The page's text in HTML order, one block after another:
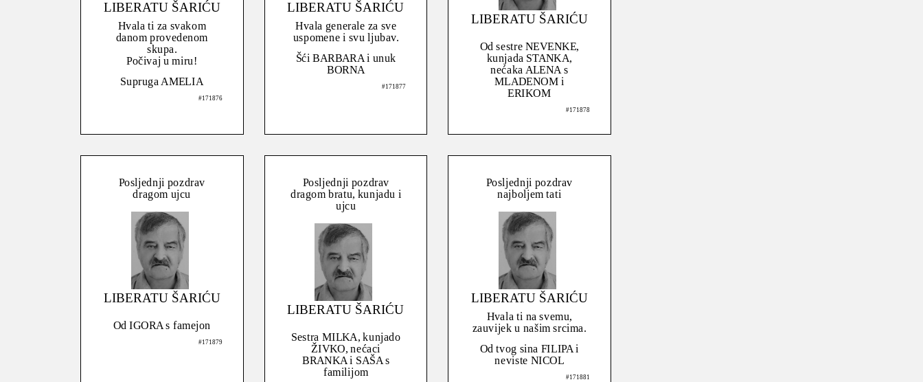
LIBERATU ŠARIĆU
Hvala ti za svakom
danom provedenom
skupa.
Počivaj u miru!
Supruga AMELIA
#171876
LIBERATU ŠARIĆU
Hvala generale za sve
uspomene i svu ljubav.
Šći BARBARA i unuk
BORNA
#171877
LIBERATU ŠARIĆU
Od sestre NEVENKE,
kunjada STANKA,
nećaka ALENA s
MLADENOM i
ERIKOM
#171878
Posljednji pozdrav
dragom ujcu
LIBERATU ŠARIĆU
Od IGORA s famejon
#171879
Posljednji pozdrav
dragom bratu, kunjadu i
ujcu
LIBERATU ŠARIĆU
Sestra MILKA, kunjado
ŽIVKO, nećaci
BRANKA i SAŠA s
familijom
Posljednji pozdrav
najboljem tati
LIBERATU ŠARIĆU
Hvala ti na svemu,
zauvijek u našim srcima.
Od tvog sina FILIPA i
neviste NICOL
#171881